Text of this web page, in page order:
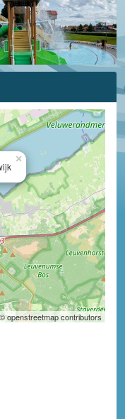
×
openstreetmap contributors